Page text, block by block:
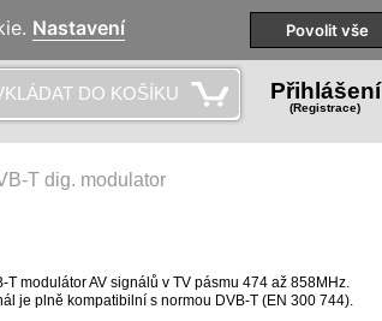
Naše pobočky Technická podpora
DO KOŠÍKU Přihlášení
(Registrace)
T dig. modulator
T modulátor AV signálů v TV pásmu 474 až 858MHz.
je plně kompatibilní s normou DVB-T (EN 300 744).
Nastavení Povolit vše